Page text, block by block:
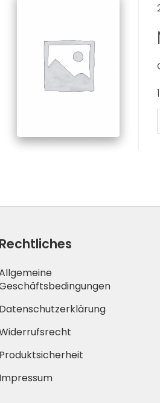
Rechtliches
Datenschutzerklärung
Produktsicherheit
Impressum